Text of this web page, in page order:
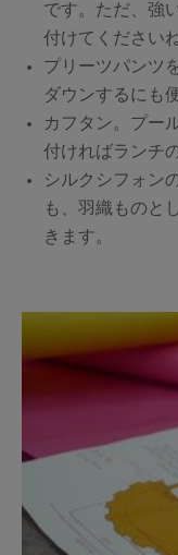
です。ただ、強
付けてくださいね
プリーツパンツ
ダウンするにも
カフタン。プー
付ければランチ
シルクシフォン
も、羽織ものと
きます。